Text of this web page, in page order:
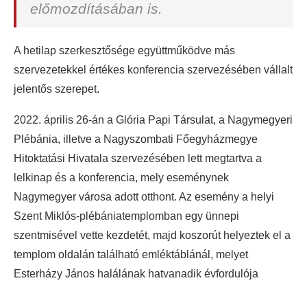
előmozdításában is.
A hetilap szerkesztősége együttműködve más
szervezetekkel értékes konferencia szervezésében vállalt
jelentős szerepet.
2022. április 26-án a Glória Papi Társulat, a Nagymegyeri
Plébánia, illetve a Nagyszombati Főegyházmegye
Hitoktatási Hivatala szervezésében lett megtartva a
lelkinap és a konferencia, mely eseménynek
Nagymegyer városa adott otthont. Az esemény a helyi
Szent Miklós-plébániatemplomban egy ünnepi
szentmisével vette kezdetét, majd koszorút helyeztek el a
templom oldalán található emléktáblánál, melyet
Esterházy János halálának hatvanadik évfordulója